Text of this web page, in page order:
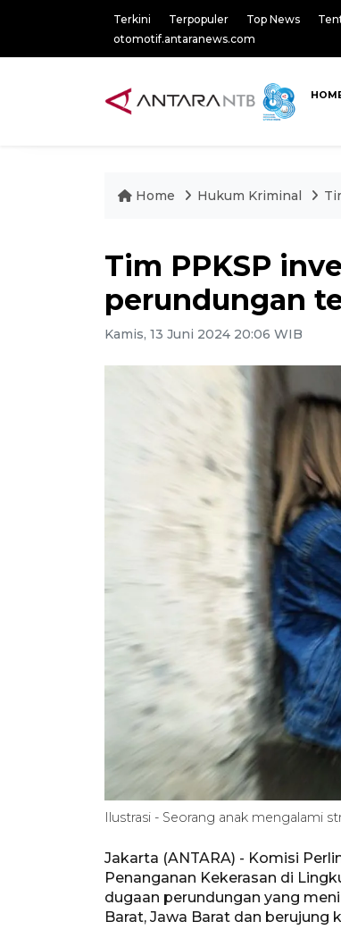
Terkini Terpopuler Top News
otomotif.antaranews.com
Home Hukum Kriminal
Tim PPKSP
perundungan
Kamis, 13 Juni 2024 20:06 WIB
Ilustrasi - Seorang anak mengalami
Jakarta (ANTARA) - Komisi
Penanganan Kekerasan di
dugaan perundungan yang
Barat, Jawa Barat dan berujung